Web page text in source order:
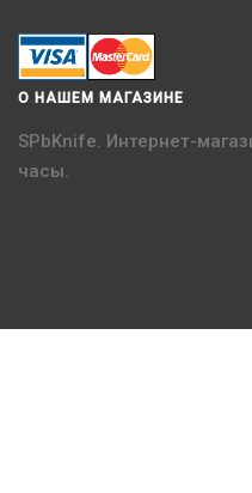
О НАШЕМ МАГАЗИНЕ
SPbKnife. Интернет-
часы.